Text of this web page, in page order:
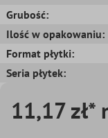
Grubość:
Ilość w opakowaniu:
Format płytki:
Seria płytek:
11,17 zł*